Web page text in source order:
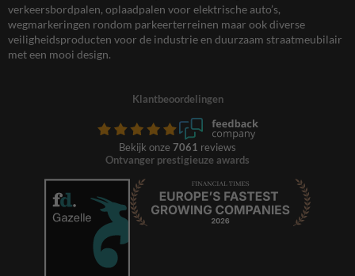
verkeersbordpalen, oplaadpalen voor elektrische auto’s,
wegmarkeringen rondom parkeerterreinen maar ook diverse
veiligheidsproducten voor de industrie en duurzaam straatmeubilair
met een mooi design.
Klantbeoordelingen
Bekijk onze 7061 reviews
Ontvanger prestigieuze awards